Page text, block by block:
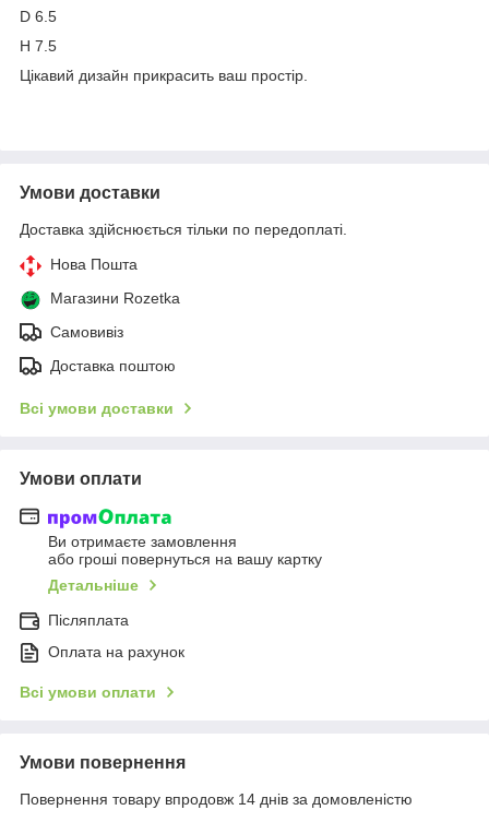
D 6.5
H 7.5
Цікавий дизайн прикрасить ваш простір.
Умови доставки
Доставка здійснюється тільки по передоплаті.
Нова Пошта
Магазини Rozetka
Самовивіз
Доставка поштою
Всі умови доставки
Умови оплати
Ви отримаєте замовлення
або гроші повернуться на вашу картку
Детальніше
Післяплата
Оплата на рахунок
Всі умови оплати
Умови повернення
Повернення товару впродовж 14 днів за домовленістю